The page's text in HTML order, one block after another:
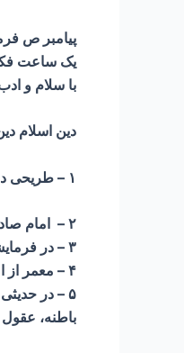
پیامبر ص
یک ساعت
با سلام و
دین اسلام
۱ – طريحى در مجمع البحرين در ماده «فكر» مى‌نويسد در حديث است: «تفكر ساعة خير من عبادة ستّين سنة یعنی ساعتی تفکر از شصت سال عبادت برتر است .
۲ – امام صادق (ع) فرمودند: «بهترین عبادتها، مداومت بر تفکر درباره خدا و قدرت اوست».
۳ – در فرمایشی دیگر می فرمایند: «بیشترین عبادت اباذر که رحمت خدا بر او باد، اندیشه و عبرت گرفتن بود.»
۴ – معمر از امام رضا(ع) نقل کرده که فرمودند: « عبادت به کثرت نماز و روزه نیست، بلکه عبادت اندیشه در امر پروردگار است».
۵ – در
باطنه،